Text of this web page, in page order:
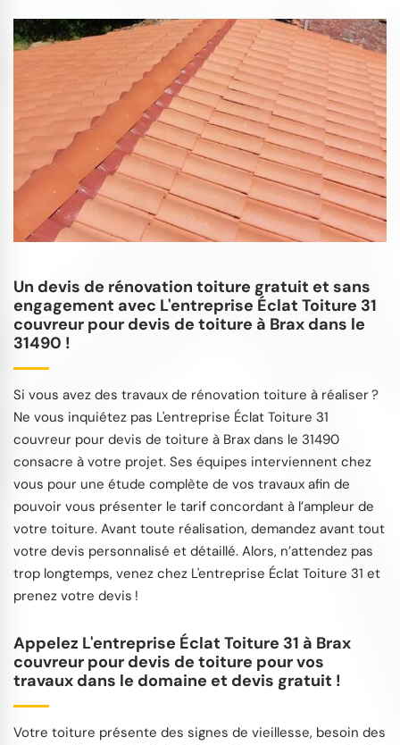
Un devis de rénovation toiture gratuit et sans
engagement avec L'entreprise Éclat Toiture 31
couvreur pour devis de toiture à Brax dans le
31490 !
Si vous avez des travaux de rénovation toiture à réaliser ?
Ne vous inquiétez pas L'entreprise Éclat Toiture 31
couvreur pour devis de toiture à Brax dans le 31490
consacre à votre projet. Ses équipes interviennent chez
vous pour une étude complète de vos travaux afin de
pouvoir vous présenter le tarif concordant à l’ampleur de
votre toiture. Avant toute réalisation, demandez avant tout
votre devis personnalisé et détaillé. Alors, n’attendez pas
trop longtemps, venez chez L'entreprise Éclat Toiture 31 et
prenez votre devis !
Appelez L'entreprise Éclat Toiture 31 à Brax
couvreur pour devis de toiture pour vos
travaux dans le domaine et devis gratuit !
Votre toiture présente des signes de vieillesse, besoin des